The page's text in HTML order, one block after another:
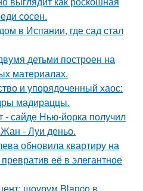
сосен.
в Испании, где сад стал
детьми построен на
материалах.
и упорядоченный хаос:
мадираццы.
- сайде Нью-йорка получил
- Луи деньо.
обновила квартиру на
её в элегантное